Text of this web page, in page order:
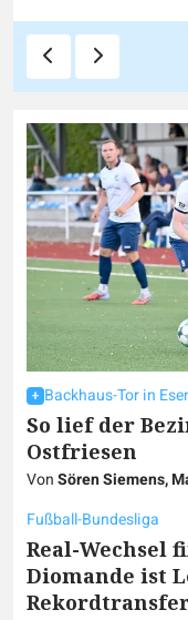
Backhaus-Tor in
So lief der
Ostfriesen
VonSören Siemens,
Fußball-Bundesliga
Real-Wechsel
Diomande ist